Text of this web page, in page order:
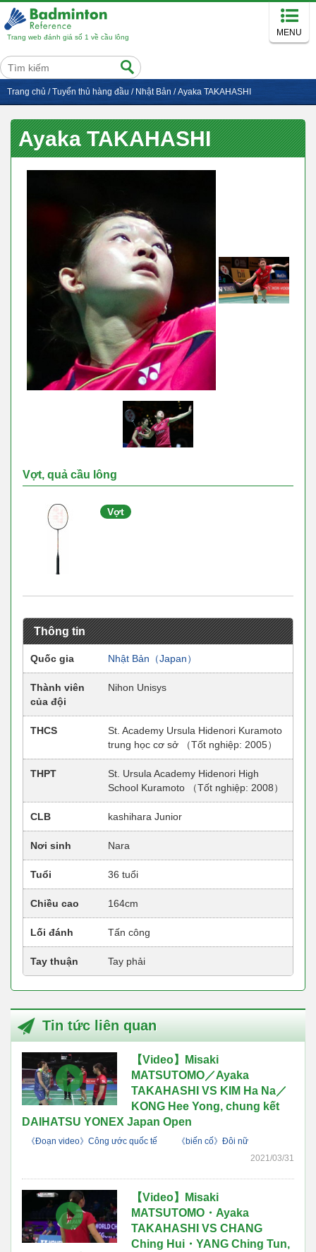
Trang web đánh giá số 1 về cầu lông MENU
Trang chủ /Tuyển thủ hàng đầu / Nhật Bản /Ayaka TAKAHASHI
Ayaka TAKAHASHI
Vợt, quả cầu lông
Vợt
Thông tin
Quốc gia Nhật Bản（Japan）
Thành viên
của đội
Nihon Unisys
THCS
St. Academy Ursula Hidenori Kuramoto
trung học cơ sở （Tốt nghiệp: 2005）
THPT
St. Ursula Academy Hidenori High
School Kuramoto （Tốt nghiệp: 2008）
CLB kashihara Junior
Nơi sinh Nara
Tuổi 36 tuổi
Chiều cao 164cm
Lối đánh Tấn công
Tay thuận Tay phải
Tin tức liên quan
【Video】Misaki
MATSUTOMO／Ayaka
TAKAHASHI VS KIM Ha Na／
KONG Hee Yong, chung kết
DAIHATSU YONEX Japan Open
《Đoạn video》Công ước quốc tế
《biến cố》Đôi nữ
2021/03/31
【Video】Misaki
MATSUTOMO・Ayaka
TAKAHASHI VS CHANG
Ching Hui・YANG Ching Tun,